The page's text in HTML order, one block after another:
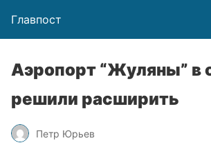
Главпост
Аэропорт “Жуляны” в
решили расширить
Петр Юрьев